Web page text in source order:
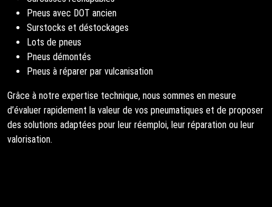
Pneus avec DOT ancien
Surstocks et déstockages
Lots de pneus
Pneus démontés
Pneus à réparer par vulcanisation
Grâce à notre expertise technique, nous sommes en mesure
d’évaluer rapidement la valeur de vos pneumatiques et de proposer
des solutions adaptées pour leur réemploi, leur réparation ou leur
valorisation.